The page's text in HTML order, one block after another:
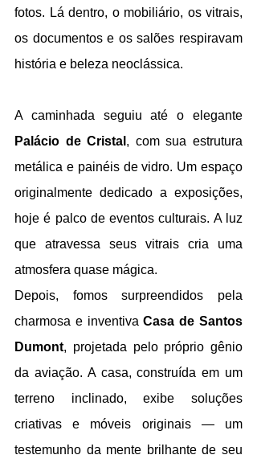
fotos. Lá dentro, o mobiliário, os vitrais,
os documentos e os salões respiravam
história e beleza neoclássica.
Palácio de Cristal , com sua estrutura
metálica e painéis de vidro. Um espaço
originalmente dedicado a exposições,
hoje é palco de eventos culturais. A luz
que atravessa seus vitrais cria uma
atmosfera quase mágica.
Depois, fomos surpreendidos pela
charmosa e inventiva Casa de Santos
Dumont, projetada pelo próprio gênio
da aviação. A casa, construída em um
terreno inclinado, exibe soluções
criativas e móveis originais — um
testemunho da mente brilhante de seu